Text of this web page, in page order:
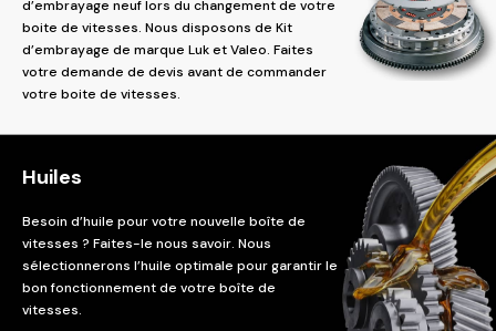
d’embrayage neuf lors du changement de votre
boite de vitesses. Nous disposons de Kit
d’embrayage de marque Luk et Valeo. Faites
votre demande de devis avant de commander
votre boite de vitesses.
Huiles
Besoin d’huile pour votre nouvelle boîte de
vitesses ? Faites-le nous savoir. Nous
sélectionnerons l’huile optimale pour garantir le
bon fonctionnement de votre boîte de
vitesses.